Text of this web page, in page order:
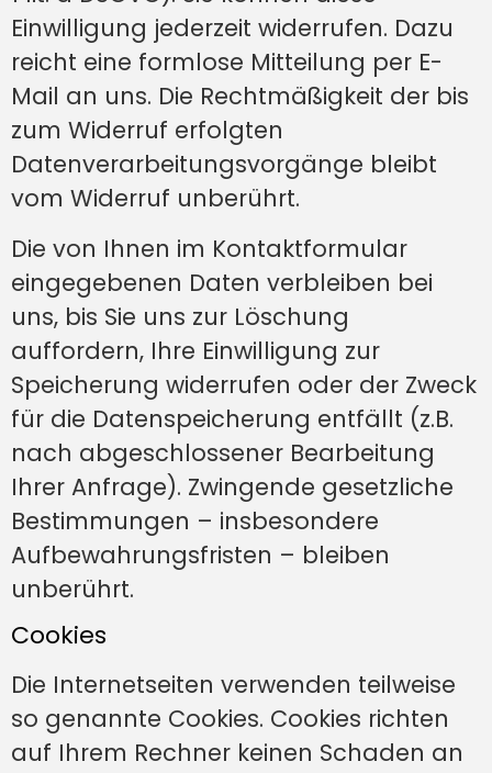
Einwilligung jederzeit widerrufen. Dazu
reicht eine formlose Mitteilung per E-
Mail an uns. Die Rechtmäßigkeit der bis
zum Widerruf erfolgten
Datenverarbeitungsvorgänge bleibt
vom Widerruf unberührt.
Die von Ihnen im Kontaktformular
eingegebenen Daten verbleiben bei
uns, bis Sie uns zur Löschung
auffordern, Ihre Einwilligung zur
Speicherung widerrufen oder der Zweck
für die Datenspeicherung entfällt (z.B.
nach abgeschlossener Bearbeitung
Ihrer Anfrage). Zwingende gesetzliche
Bestimmungen – insbesondere
Aufbewahrungsfristen – bleiben
unberührt.
Cookies
Die Internetseiten verwenden teilweise
so genannte Cookies. Cookies richten
auf Ihrem Rechner keinen Schaden an